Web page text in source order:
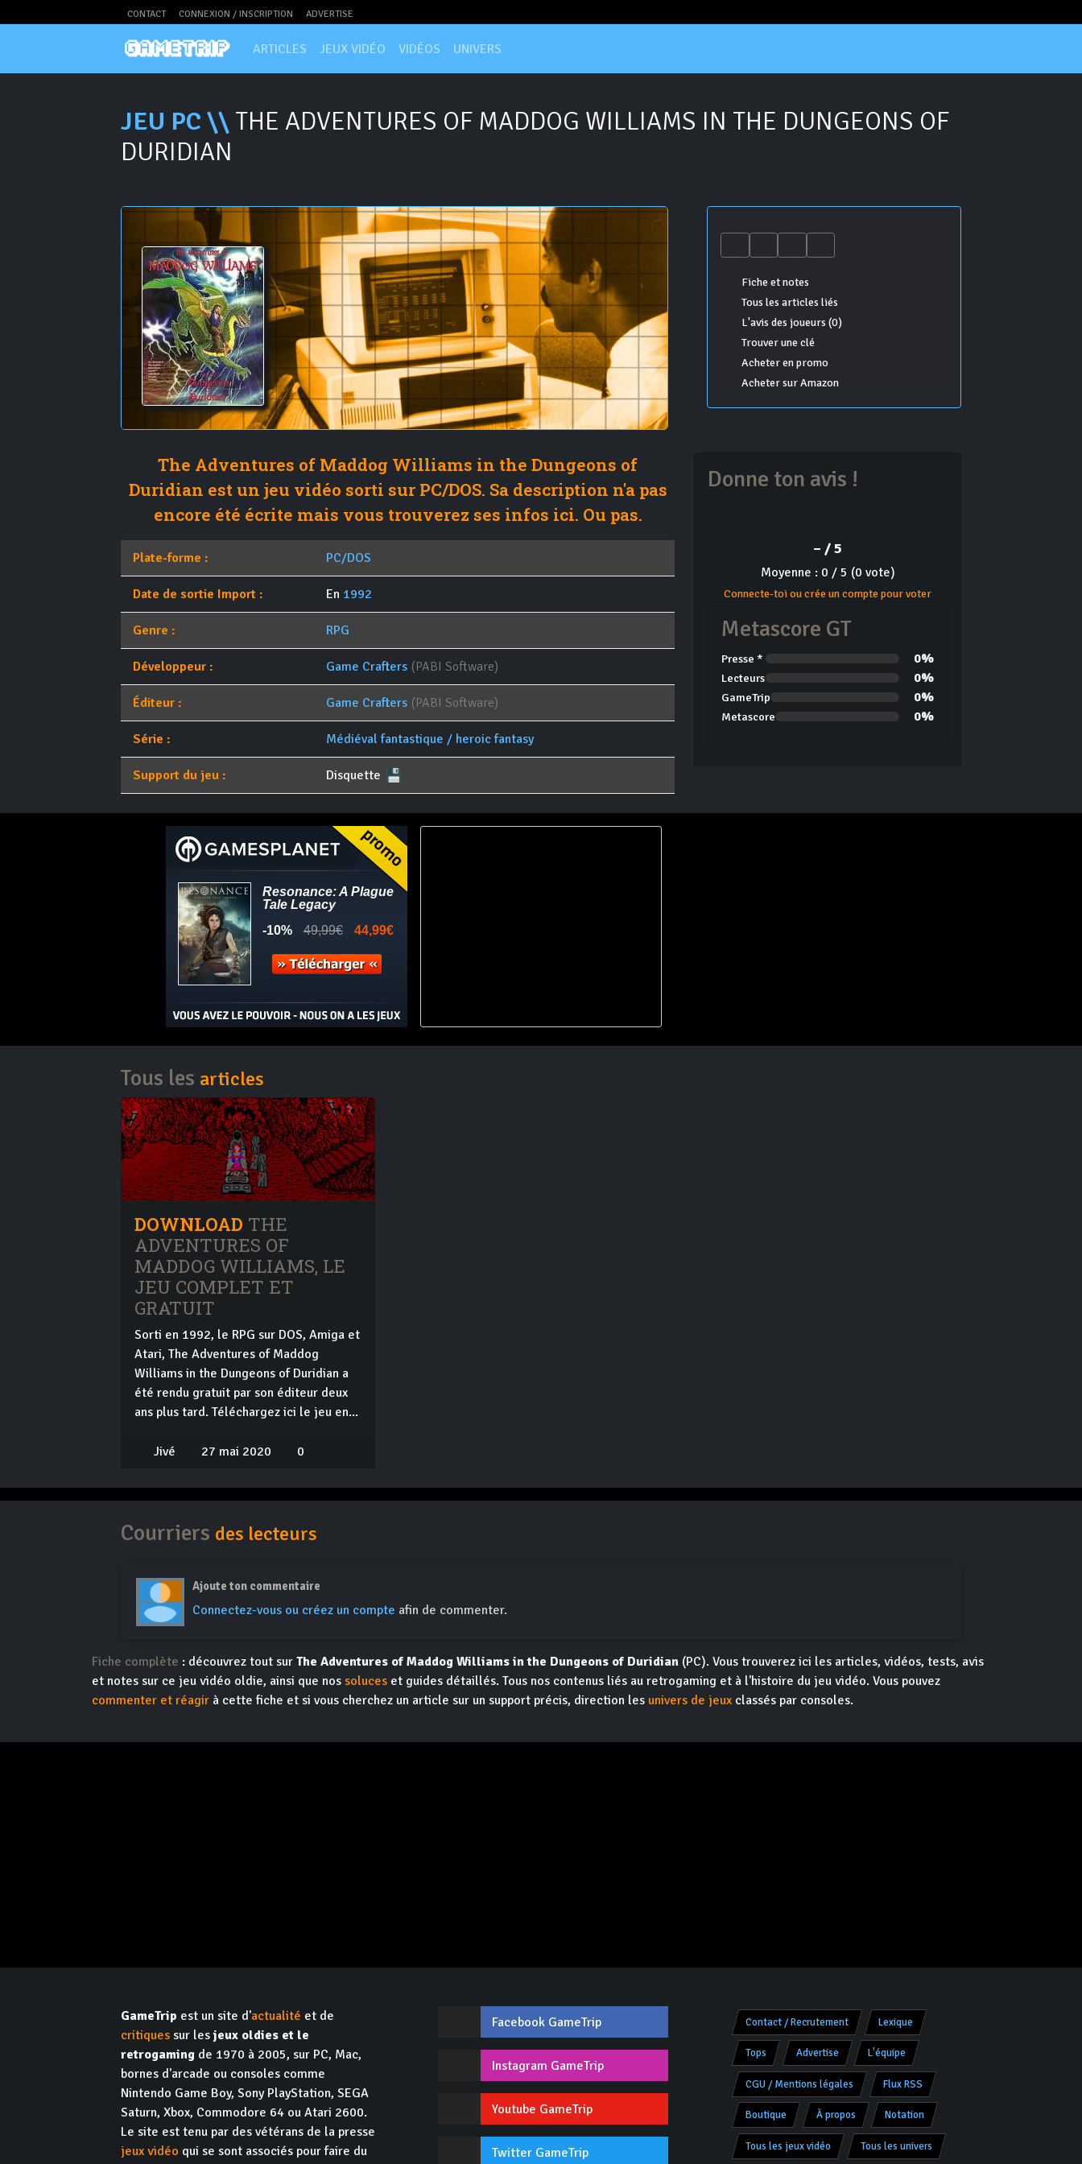
CONTACT CONNEXION / INSCRIPTION ADVERTISE
ARTICLES JEUX VIDÉO VIDÉOS UNIVERS
JEU PC \\ THE ADVENTURES OF MADDOG WILLIAMS IN THE DUNGEONS OF
DURIDIAN
Fiche et notes
Tous les articles liés
L'avis des joueurs (0)
Trouver une clé
Acheter en promo
Acheter sur Amazon
The Adventures of Maddog Williams in the Dungeons of
Duridian est un jeu vidéo sorti sur PC/DOS. Sa description n'a pas
encore été écrite mais vous trouverez ses infos ici. Ou pas.
Plate-forme : PC/DOS
Date de sortie Import : En 1992
Genre : RPG
Développeur : Game Crafters (PABI Software)
Éditeur : Game Crafters (PABI Software)
Série : Médiéval fantastique / heroic fantasy
Support du jeu : Disquette
Donne ton avis !
– / 5
Moyenne : 0 / 5 (0 vote)
Connecte-toi ou crée un compte pour voter
Metascore GT
Presse * 0%
Lecteurs 0%
GameTrip 0%
Metascore 0%
Tous les articles
DOWNLOAD THE
ADVENTURES OF
MADDOG WILLIAMS, LE
JEU COMPLET ET
GRATUIT
Sorti en 1992, le RPG sur DOS, Amiga et
Atari, The Adventures of Maddog
Williams in the Dungeons of Duridian a
été rendu gratuit par son éditeur deux
ans plus tard. Téléchargez ici le jeu en...
Jivé 27 mai 2020 0
Courriers des lecteurs
Ajoute ton commentaire
Connectez-vous ou créez un compte afin de commenter.
Fiche complète : découvrez tout sur The Adventures of Maddog Williams in the Dungeons of Duridian (PC). Vous trouverez ici les articles, vidéos, tests, avis
et notes sur ce jeu vidéo oldie, ainsi que nos soluces et guides détaillés. Tous nos contenus liés au retrogaming et à l'histoire du jeu vidéo. Vous pouvez
commenter et réagir à cette fiche et si vous cherchez un article sur un support précis, direction les univers de jeux classés par consoles.
GameTrip est un site d'actualité et de
critiques sur lesjeux oldies et le
retrogaming de 1970 à 2005, sur PC, Mac,
bornes d'arcade ou consoles comme
Nintendo Game Boy, Sony PlayStation, SEGA
Saturn, Xbox, Commodore 64 ou Atari 2600.
Le site est tenu par des vétérans de la presse
jeux vidéo qui se sont associés pour faire du
Facebook GameTrip
Instagram GameTrip
Youtube GameTrip
Twitter GameTrip
Contact / Recrutement Lexique
Tops Advertise L'équipe
CGU / Mentions légales Flux RSS
Boutique À propos Notation
Tous les jeux vidéo Tous les univers